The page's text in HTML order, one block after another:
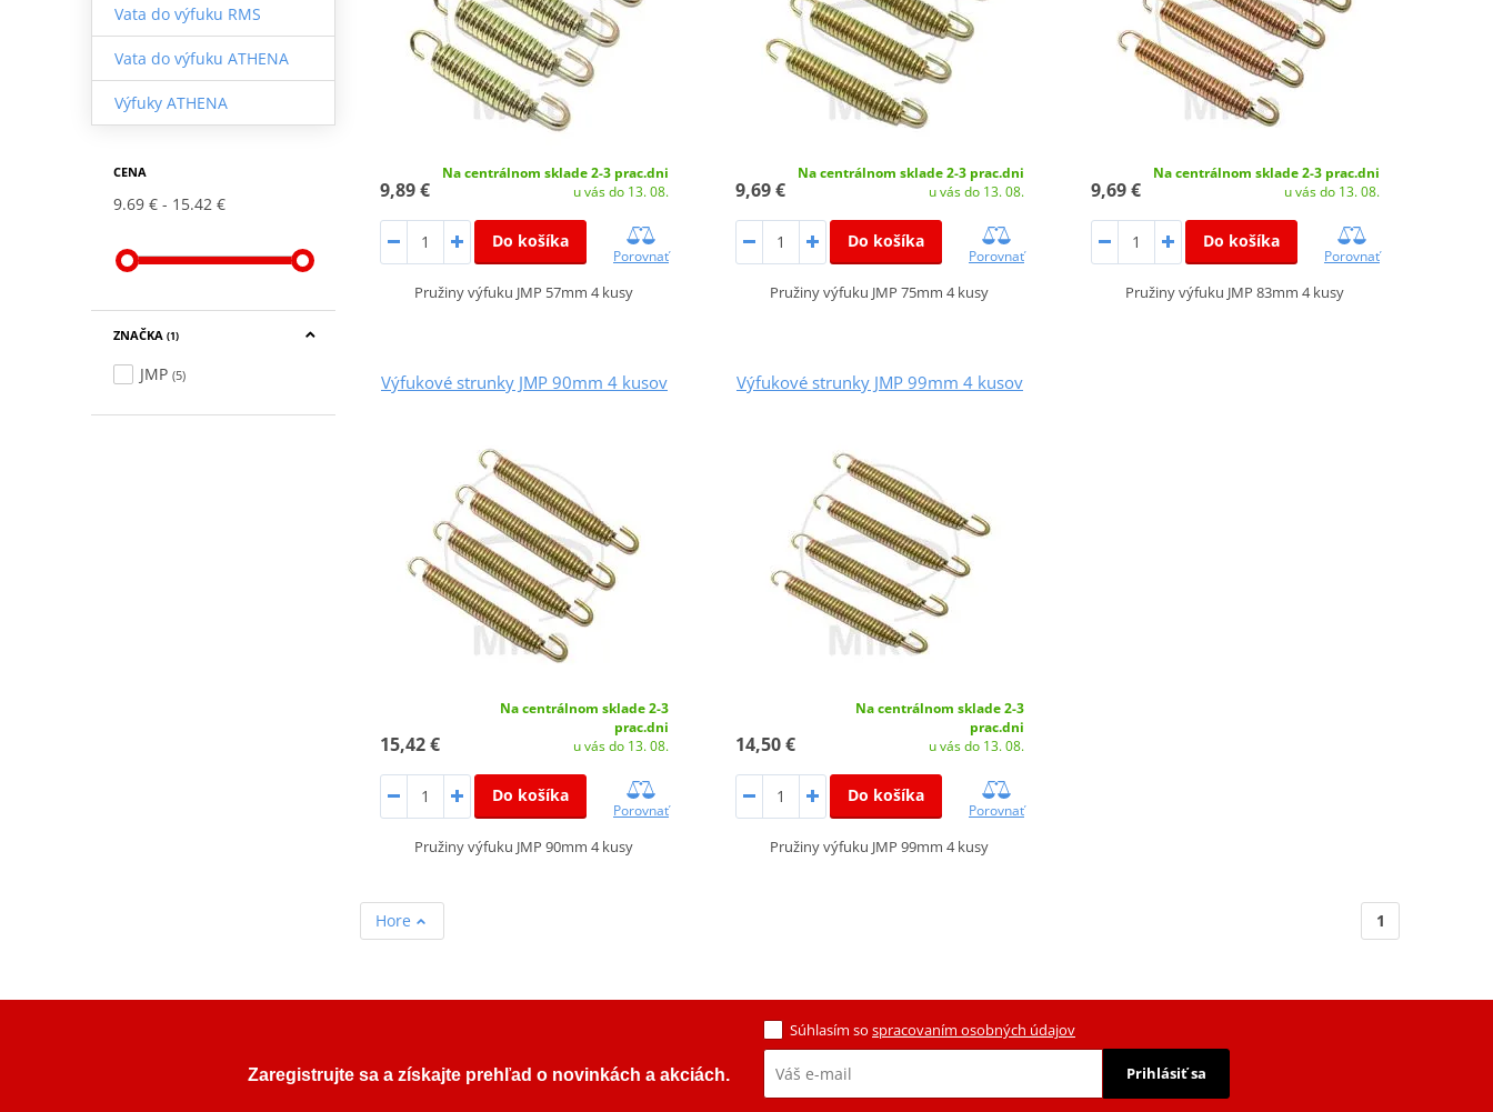
Vata do výfuku RMS
Vata do výfuku ATHENA
Výfuky ATHENA
CENA
9.69 € 15.42 €
ZNAČKA (1)
JMP (5)
9,89 €
Na centrálnom sklade 2-3 prac.dni
u vás do 13. 08.
Do košíka
Porovnať
Pružiny výfuku JMP 57mm 4 kusy
9,69 €
Na centrálnom sklade 2-3 prac.dni
u vás do 13. 08.
Do košíka
Porovnať
Pružiny výfuku JMP 75mm 4 kusy
9,69 €
Na centrálnom sklade 2-3 prac.dni
u vás do 13. 08.
Do košíka
Porovnať
Pružiny výfuku JMP 83mm 4 kusy
Výfukové strunky JMP 90mm 4 kusov
15,42 €
Na centrálnom sklade 2-3
prac.dni
u vás do 13. 08.
Do košíka
Porovnať
Pružiny výfuku JMP 90mm 4 kusy
Výfukové strunky JMP 99mm 4 kusov
14,50 €
Na centrálnom sklade 2-3
prac.dni
u vás do 13. 08.
Do košíka
Porovnať
Pružiny výfuku JMP 99mm 4 kusy
1
Hore
Zaregistrujte sa a získajte prehľad o novinkách a akciách.
Súhlasím so spracovaním osobných údajov
Prihlásiť sa